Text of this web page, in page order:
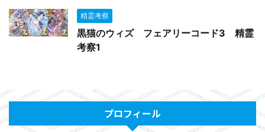
精霊考察
黒猫のウィズ フェアリーコード3 精霊
考察1
プロフィール